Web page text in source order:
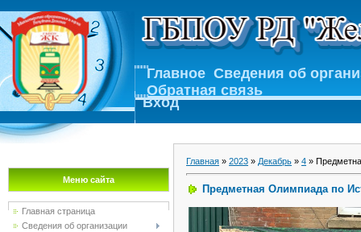
Главное Сведения об
Обратная связь
Вход
Меню сайта
Главная страница
Сведения об организации
Главная » 2023 » Декабрь » 4 »
Предметная Олимпиада по